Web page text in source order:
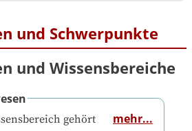
und Schwerpunkte
und Wissensbereiche
gehört
mehr...